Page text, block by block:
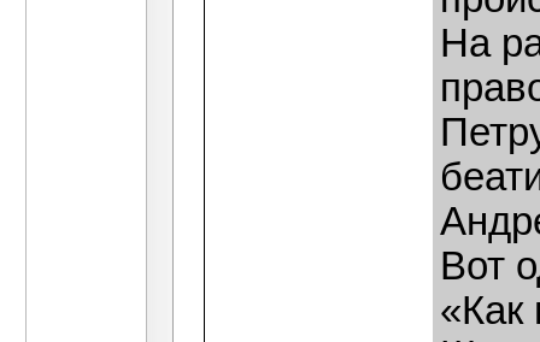
На
Вот
«Как